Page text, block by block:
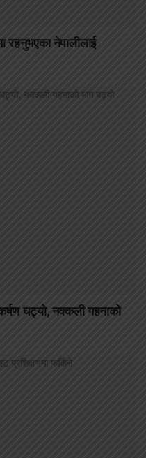
रहनुभएका नेपालीलाई
घट्यो, नक्कली गहनाको